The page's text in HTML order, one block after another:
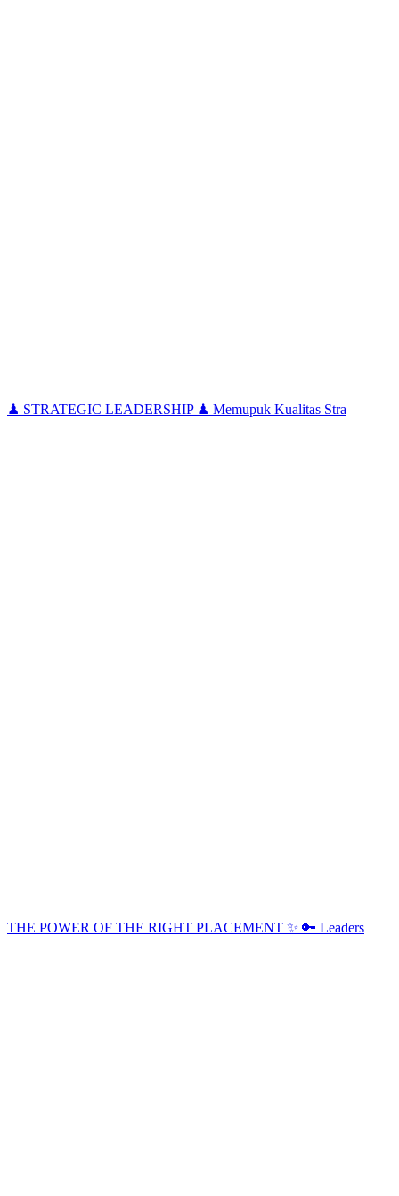
♟ STRATEGIC LEADERSHIP ♟ Memupuk Kualitas Stra
THE POWER OF THE RIGHT PLACEMENT ✨ 🔑 Leaders